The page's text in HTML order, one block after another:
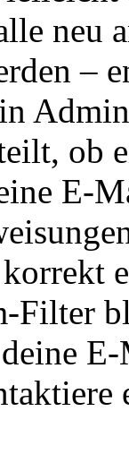
neu
–
ob
E-
Filter